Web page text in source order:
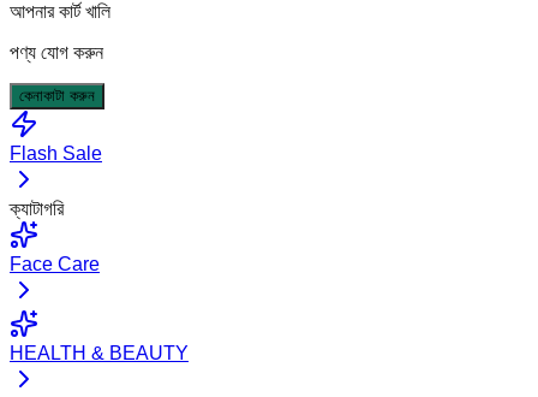
আপনার কার্ট খালি
পণ্য যোগ করুন
কেনাকাটা করুন
Flash Sale
ক্যাটাগরি
Face Care
HEALTH & BEAUTY